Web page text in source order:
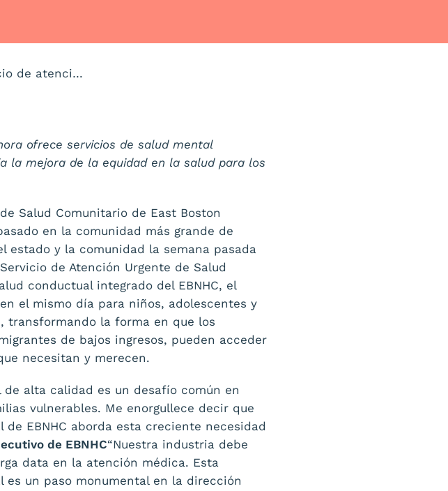
El Centro de Salud Vecinal de East Boston lanza un nuevo servicio de atención de urgencias de salud conductual que ayuda a cerrar las brechas de disparidad en la salud
ofrece servicios de salud mental
la mejora de la equidad en la salud para los
Salud Comunitario de East Boston
en la comunidad más grande de
estado y la comunidad la semana pasada
de Atención Urgente de Salud
conductual integrado del EBNHC, el
el mismo día para niños, adolescentes y
transformando la forma en que los
de bajos ingresos, pueden acceder
necesitan y merecen.
alta calidad es un desafío común en
vulnerables. Me enorgullece decir que
EBNHC aborda esta creciente necesidad
de EBNHC“Nuestra industria debe
data en la atención médica. Esta
es un paso monumental en la dirección